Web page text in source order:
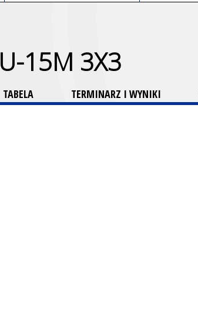
U-15M 3X3
TABELA TERMINARZ I WYNIKI